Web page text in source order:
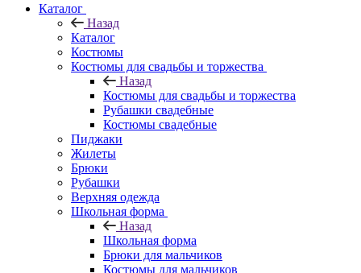
Каталог
Назад
Каталог
Костюмы
Костюмы для свадьбы и торжества
Назад
Костюмы для свадьбы и торжества
Рубашки свадебные
Костюмы свадебные
Пиджаки
Жилеты
Брюки
Рубашки
Верхняя одежда
Школьная форма
Назад
Школьная форма
Брюки для мальчиков
Костюмы для мальчиков